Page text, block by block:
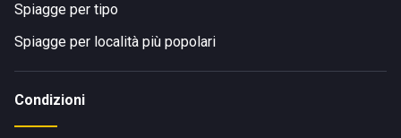
Spiagge per tipo
Spiagge per località più popolari
Condizioni